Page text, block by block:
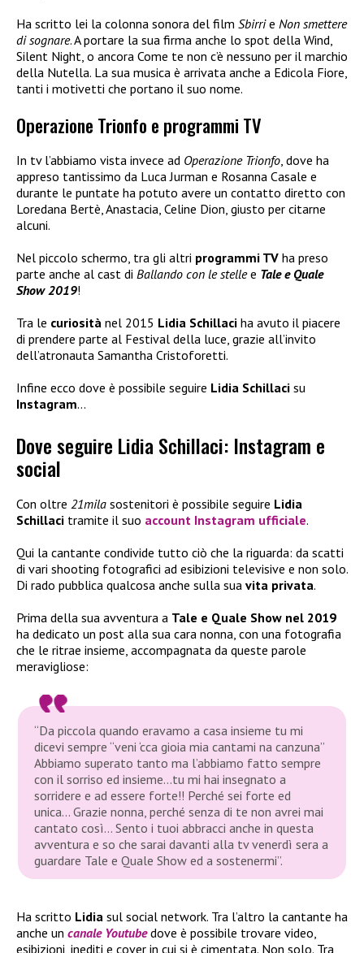
Ha scritto lei la colonna sonora del film Sbirrie Non smettere
di sognare. A portare la sua firma anche lo spot della Wind,
Silent Night, o ancora Come te non c’è nessuno per il marchio
della Nutella. La sua musica è arrivata anche a Edicola Fiore,
tanti i motivetti che portano il suo nome.
Operazione Trionfo e programmi TV
In tv l’abbiamo vista invece ad Operazione Trionfo, dove ha
appreso tantissimo da Luca Jurman e Rosanna Casale e
durante le puntate ha potuto avere un contatto diretto con
Loredana Bertè, Anastacia, Celine Dion, giusto per citarne
alcuni.
Nel piccolo schermo, tra gli altri programmi TV ha preso
parte anche al cast di Ballando con le stellee Tale e Quale
Show 2019!
Tra le curiosità nel 2015 Lidia Schillaci ha avuto il piacere
di prendere parte al Festival della luce, grazie all’invito
dell’atronauta Samantha Cristoforetti.
Infine ecco dove è possibile seguire Lidia Schillaci su
Instagram…
Dove seguire Lidia Schillaci: Instagram e
social
Con oltre 21mila sostenitori è possibile seguire Lidia
Schillaci tramite il suo account Instagram ufficiale.
Qui la cantante condivide tutto ciò che la riguarda: da scatti
di vari shooting fotografici ad esibizioni televisive e non solo.
Di rado pubblica qualcosa anche sulla sua vita privata.
Prima della sua avventura a Tale e Quale Show nel 2019
ha dedicato un post alla sua cara nonna, con una fotografia
che le ritrae insieme, accompagnata da queste parole
meravigliose:
“Da piccola quando eravamo a casa insieme tu mi
dicevi sempre “veni ‘cca gioia mia cantami na canzuna”
Abbiamo superato tanto ma l’abbiamo fatto sempre
con il sorriso ed insieme…tu mi hai insegnato a
sorridere e ad essere forte!! Perché sei forte ed
unica… Grazie nonna, perché senza di te non avrei mai
cantato così… Sento i tuoi abbracci anche in questa
avventura e so che sarai davanti alla tv venerdì sera a
guardare Tale e Quale Show ed a sostenermi”.
Ha scritto Lidia sul social network. Tra l’altro la cantante ha
anche un canale Youtubedove è possibile trovare video,
esibizioni, inediti e cover in cui si è cimentata. Non solo. Tra